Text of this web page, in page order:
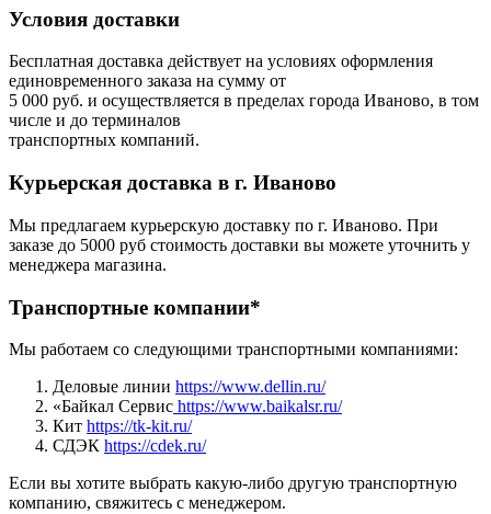
Условия доставки
Бесплатная доставка действует на условиях оформления
единовременного заказа на сумму от
5 000 руб. и осуществляется в пределах города Иваново, в том
числе и до терминалов
транспортных компаний.
Курьерская доставка в г. Иваново
Мы предлагаем курьерскую доставку по г. Иваново. При
заказе до 5000 руб стоимость доставки вы можете уточнить у
менеджера магазина.
Транспортные компании*
Мы работаем со следующими транспортными компаниями:
Деловые линии https://www.dellin.ru/
«Байкал Сервис https://www.baikalsr.ru/
Кит https://tk-kit.ru/
СДЭК https://cdek.ru/
Если вы хотите выбрать какую-либо другую транспортную
компанию, свяжитесь с менеджером.